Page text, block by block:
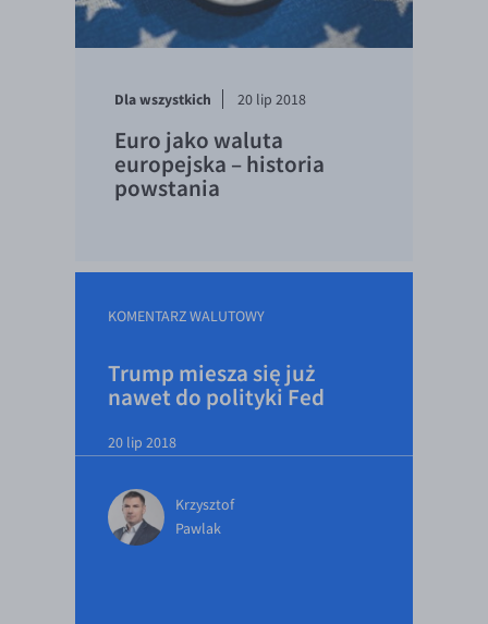
EUR/BGN
EUR/CNY
EUR/HKD
EUR/HUF
EUR/NZD
EUR/RON
EUR/TRY
GBP/USD
USD/CHF
GBP/CHF
Dla wszystkich 20 lip 2018
Euro jako waluta
europejska – historia
powstania
KOMENTARZ WALUTOWY
Trump miesza się już
nawet do polityki Fed
20 lip 2018
Krzysztof
Pawlak